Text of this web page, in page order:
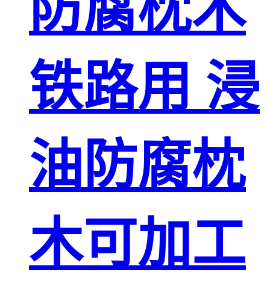
铁路用 浸
油防腐枕
木可加工